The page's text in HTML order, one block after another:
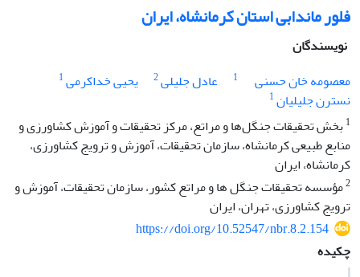
فلور ماندابی استان کرمانشاه، ایران
نویسندگان
معصومه خان حسنی
1 عادل جلیلی2 یحیی خداکرمی1
نسترن جلیلیان1
1بخش تحقیقات جنگل‌ها و مراتع، مرکز تحقیقات و آموزش کشاورزی و
منابع طبیعی کرمانشاه، سازمان تحقیقات، آموزش و ترویج کشاورزی،
کرمانشاه، ایران
2مؤسسه تحقیقات جنگل ها و مراتع کشور، سازمان تحقیقات، آموزش و
ترویج کشاورزی، تهران، ایران
https://doi.org/10.52547/nbr.8.2.154
چکیده